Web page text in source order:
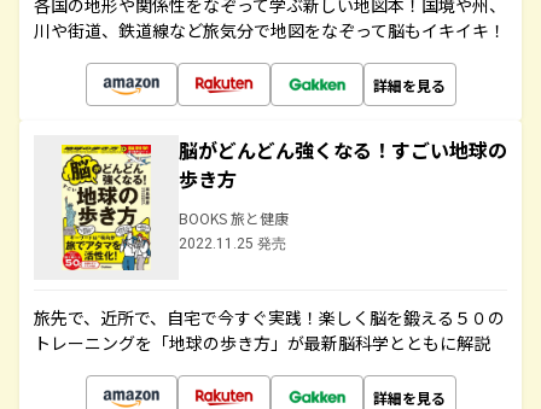
各国の地形や関係性をなぞって学ぶ新しい地図本！国境や州、
川や街道、鉄道線など旅気分で地図をなぞって脳もイキイキ！
詳細を見る
脳がどんどん強くなる！すごい地球の
歩き方
BOOKS 旅と健康
2022.11.25 発売
旅先で、近所で、自宅で今すぐ実践！楽しく脳を鍛える５０の
トレーニングを「地球の歩き方」が最新脳科学とともに解説
詳細を見る